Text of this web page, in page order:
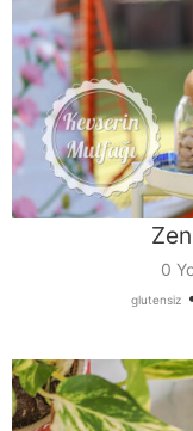
0
glutensiz